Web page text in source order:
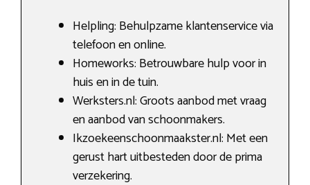
Helpling: Behulpzame klantenservice via
telefoon en online.
Homeworks: Betrouwbare hulp voor in
huis en in de tuin.
Werksters.nl: Groots aanbod met vraag
en aanbod van schoonmakers.
Ikzoekeenschoonmaakster.nl: Met een
gerust hart uitbesteden door de prima
verzekering.